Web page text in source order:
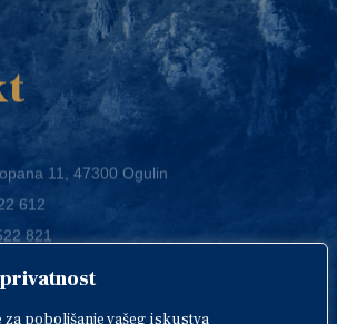
poboljšanje vašeg iskustva
612
821